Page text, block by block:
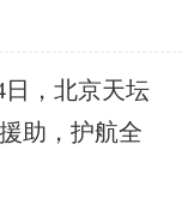
日，北京天坛
助，护航全